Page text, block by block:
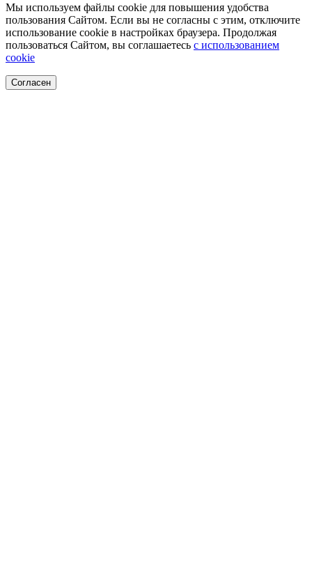
Мы используем файлы cookie для повышения удобства
пользования Сайтом. Если вы не согласны с этим, отключите
использование cookie в настройках браузера. Продолжая
пользоваться Сайтом, вы соглашаетесь с использованием
cookie
Согласен